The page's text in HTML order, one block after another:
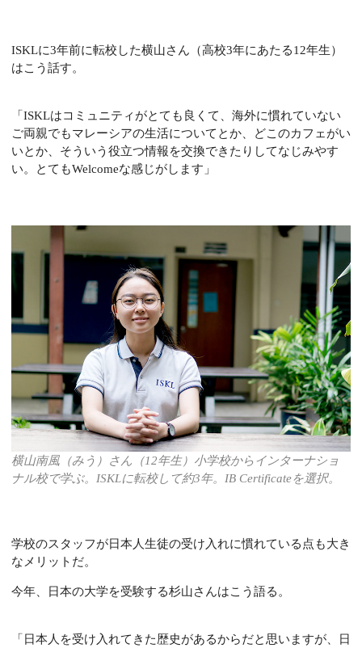
ISKLに3年前に転校した横山さん（高校3年にあたる12年生）
はこう話す。
「ISKLはコミュニティがとても良くて、海外に慣れていない
ご両親でもマレーシアの生活についてとか、どこのカフェがい
いとか、そういう役立つ情報を交換できたりしてなじみやす
い。とてもWelcomeな感じがします」
横山南風（みう）さん（12年生）小学校からインターナショ
ナル校で学ぶ。ISKLに転校して約3年。 IB Certificateを選択。
学校のスタッフが日本人生徒の受け入れに慣れている点も大き
なメリットだ。
今年、日本の大学を受験する杉山さんはこう語る。
「日本人を受け入れてきた歴史があるからだと思いますが、日